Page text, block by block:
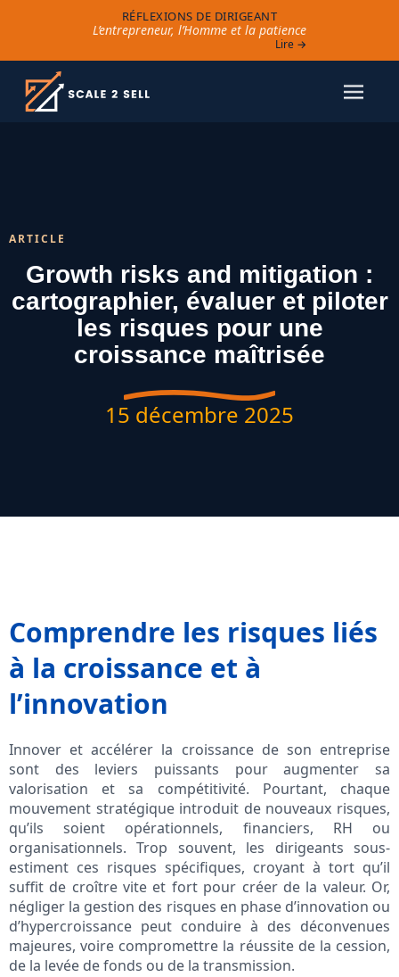
RÉFLEXIONS DE DIRIGEANT
L’entrepreneur, l’Homme et la patience
Lire →
ARTICLE
Growth risks and mitigation :
cartographier, évaluer et piloter
les risques pour une
croissance maîtrisée
15 décembre 2025
Comprendre les risques liés
à la croissance et à
l’innovation
Innover et accélérer la croissance de son entreprise
sont des leviers puissants pour augmenter sa
valorisation et sa compétitivité. Pourtant, chaque
mouvement stratégique introduit de nouveaux risques,
qu’ils soient opérationnels, financiers, RH ou
organisationnels. Trop souvent, les dirigeants sous-
estiment ces risques spécifiques, croyant à tort qu’il
suffit de croître vite et fort pour créer de la valeur. Or,
négliger la gestion des risques en phase d’innovation ou
d’hypercroissance peut conduire à des déconvenues
majeures, voire compromettre la réussite de la cession,
de la levée de fonds ou de la transmission.